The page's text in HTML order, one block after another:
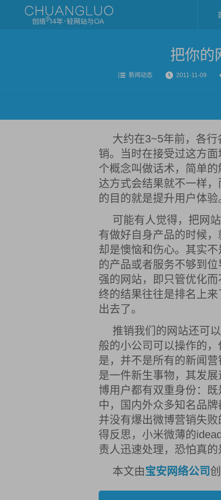
把你的
新闻动态 2011-11-09
大约在3~5年前，各
销。当时在接受过这方
个概念叫做话术，简单
达方式会结果就不一样
的目的就是提升用户体验
可能有人觉得，把网
有做好自身产品的时候
却是懊恼和伤心。其实
的产品或者服务不够到
强的网站，即只管优化
终的结果往往是排名上
出去了。
推销我们的网站还可
般的小公司可以操作的
是，并不是所有的新闻
是一件新生事物，其发
博用户都有双重身份：
中，国内外众多知名品
并没有爆出微博营销失
得反思，小米微薄的
责人迅速处理，恐怕真
本文由宝安网络公司